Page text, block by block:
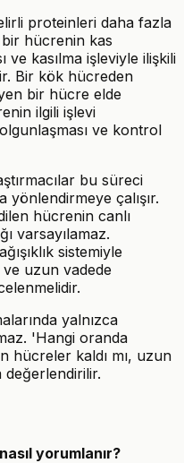
proteinleri daha fazla
hücrenin kas
ve kasılma işleviyle ilişkili
Bir kök hücreden
bir hücre elde
ilgili işlevi
ve kontrol
bu süreci
yönlendirmeye çalışır.
hücrenin canlı
varsayılamaz.
sistemiyle
uzun vadede
yalnızca
'Hangi oranda
hücreler kaldı mı, uzun
değerlendirilir.
yorumlanır?